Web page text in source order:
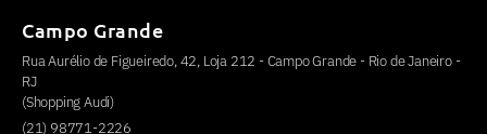
Campo Grande
Rua Aurélio de Figueiredo, 42, Loja 212 - Campo Grande - Rio de Janeiro -
RJ
(Shopping Audi)
(21) 98771-2226